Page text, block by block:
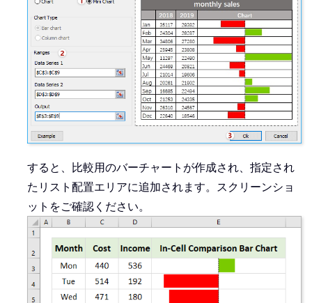
すると、比較用のバーチャートが作成され、指定され
たリスト配置エリアに追加されます。スクリーンショ
ットをご確認ください。